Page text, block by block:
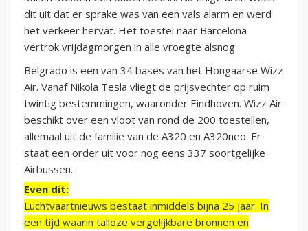
dit uit dat er sprake was van een vals alarm en werd
het verkeer hervat. Het toestel naar Barcelona
vertrok vrijdagmorgen in alle vroegte alsnog.
Belgrado is een van 34 bases van het Hongaarse Wizz
Air. Vanaf Nikola Tesla vliegt de prijsvechter op ruim
twintig bestemmingen, waaronder Eindhoven. Wizz Air
beschikt over een vloot van rond de 200 toestellen,
allemaal uit de familie van de A320 en A320neo. Er
staat een order uit voor nog eens 337 soortgelijke
Airbussen.
Even dit:
Luchtvaartnieuws bestaat inmiddels bijna 25 jaar. In
een tijd waarin talloze vergelijkbare bronnen en